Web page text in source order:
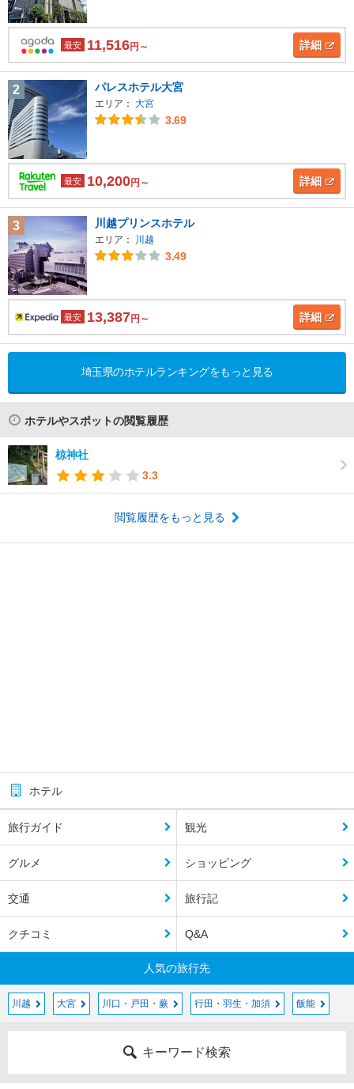
最安 11,516円～ 詳細
2 パレスホテル大宮
エリア： 大宮
3.69
最安 10,200円～ 詳細
3 川越プリンスホテル
エリア： 川越
3.49
最安 13,387円～ 詳細
埼玉県のホテルランキングをもっと見る
ホテルやスポットの閲覧履歴
椋神社
3.3
閲覧履歴をもっと見る
ホテル
旅行ガイド 観光
グルメ ショッピング
交通 旅行記
クチコミ Q&A
人気の旅行先
川越 大宮 川口・戸田・蕨 行田・羽生・加須 飯能
キーワード検索